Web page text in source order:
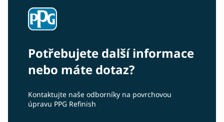
Potřebujete další informace
nebo máte dotaz?
Kontaktujte naše odborníky na povrchovou
úpravu PPG Refinish